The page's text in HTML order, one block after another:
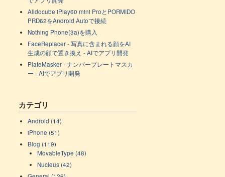
Alldocube iPlay60 mini ProとPORMIDO
PRD62をAndroid Autoで接続
Nothing Phone(3a)を購入
FaceReplacer - 写真に含まれる顔をAI
生成の顔で置き換え - AIでアプリ開発
PlateMasker - ナンバープレートマスカ
ー - AIでアプリ開発
カテゴリ
Android (14)
iPhone (51)
Blog (119)
MovableType (48)
Nucleus (42)